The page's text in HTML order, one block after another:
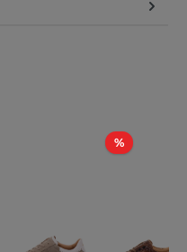
%Rabatt